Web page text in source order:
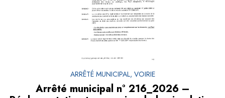
ARRÊTÉ MUNICIPAL, VOIRIE
Arrêté municipal n° 216_2026 –